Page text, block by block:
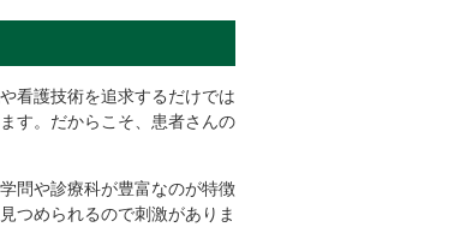
看護技術を追求するだけでは
す。だからこそ、患者さんの
問や診療科が豊富なのが特徴
つめられるので刺激がありま